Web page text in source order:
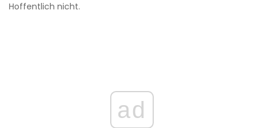
Hoffentlich nicht.
ad